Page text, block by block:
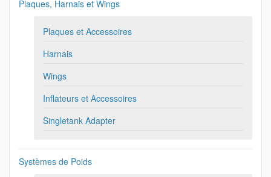
Plaques, Harnais et Wings
Plaques et Accessoires
Harnais
Wings
Inflateurs et Accessoires
Singletank Adapter
Systèmes de Poids